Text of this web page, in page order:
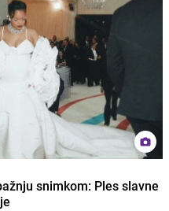
snimkom: Ples slavne